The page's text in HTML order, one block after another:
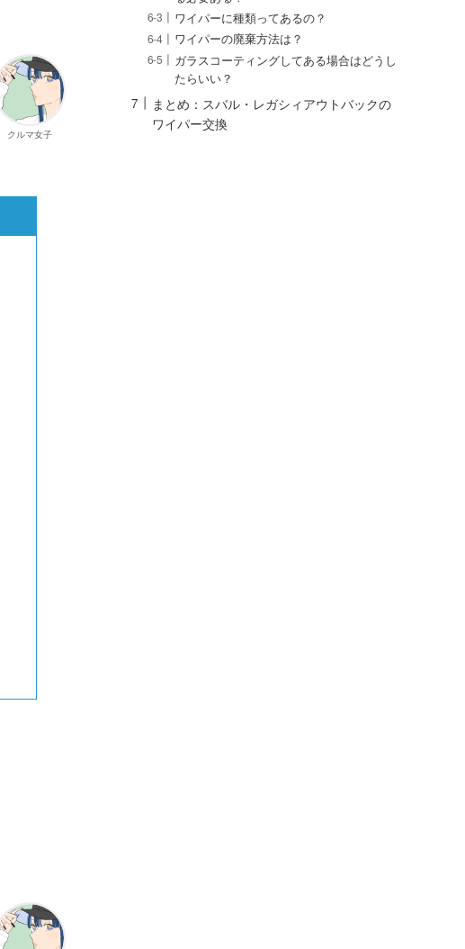
クルマ女子
ワイパーに種類ってあるの？
ワイパーの廃棄方法は？
ガラスコーティングしてある場合はどうし
たらいい？
まとめ：スバル・レガシィアウトバックの
ワイパー交換